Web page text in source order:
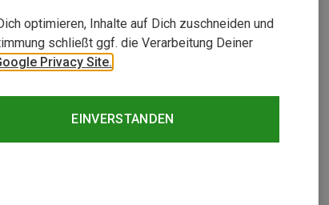
optimieren, Inhalte auf Dich zuschneiden und
schließt ggf. die Verarbeitung Deiner
Privacy Site.
EINVERSTANDEN